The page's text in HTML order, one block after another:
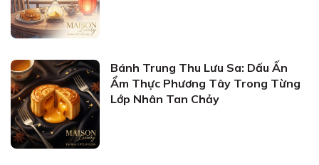
Bánh Trung Thu Lưu Sa: Dấu Ấn
Ẩm Thực Phương Tây Trong Từng
Lớp Nhân Tan Chảy